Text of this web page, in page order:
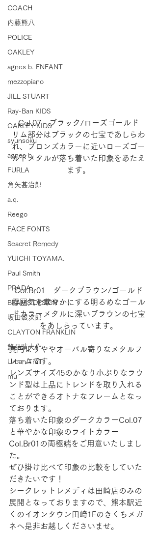
COACH
内藤熊八
POLICE
OAKLEY
agnes b. ENFANT
mezzopiano
JILL STUART
Ray-Ban KIDS
OAKLEY KIDS
syunsoku
agnes b.
FURLA
角矢甚治郎
a.q.
Reego
FACE FONTS
Seacret Remedy
YUICHI TOYAMA.
Paul Smith
PRADA
BEAMS DESIGN
坂田銀次郎
CLAYTON FRANKLIN
銘品晴夫作
Urban Trail
mu
Col.07　ブラック/ローズゴールド
リム部分はブラックの七宝であしらわ
れ、ブロンズカラーに近いローズゴー
ルドメタルが落ち着いた印象をあたえ
ます。
Col.Br01　ダークブラウン/ゴールド
雰囲気を華やかにする明るめなゴール
ドカラーメタルに深いブラウンの七宝
をあしらっています。
真円よりややオーバル寄りなメタルフ
レームです。
レンズサイズ45のかなり小ぶりなラウ
ンド型は上品にトレンドを取り入れる
ことができるオトナなフレームとなっ
ております。
落ち着いた印象のダークカラーCol.07
と華やかな印象のライトカラー
Col.Br01の両極端をご用意いたしまし
た。
ぜひ掛け比べて印象の比較をしていた
だきたいです！
シークレットレメディは田崎店のみの
展開となっておりますので、熊本駅近
くのイオンタウン田崎1Fのきくちメガ
ネへ是非お越しくださいませ。